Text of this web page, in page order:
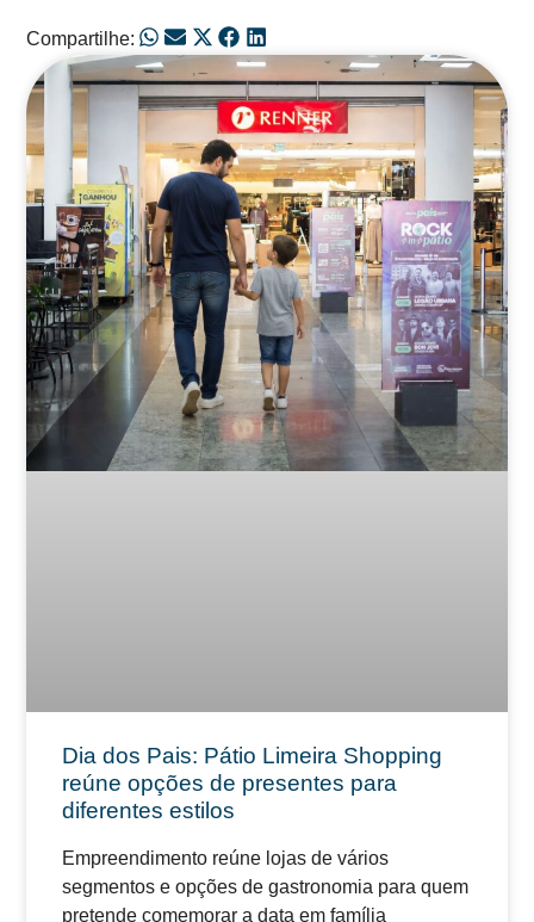
Compartilhe:
Posts Relacionados
Dia dos Pais: Pátio Limeira Shopping
reúne opções de presentes para
diferentes estilos
Empreendimento reúne lojas de vários
segmentos e opções de gastronomia para quem
pretende comemorar a data em família